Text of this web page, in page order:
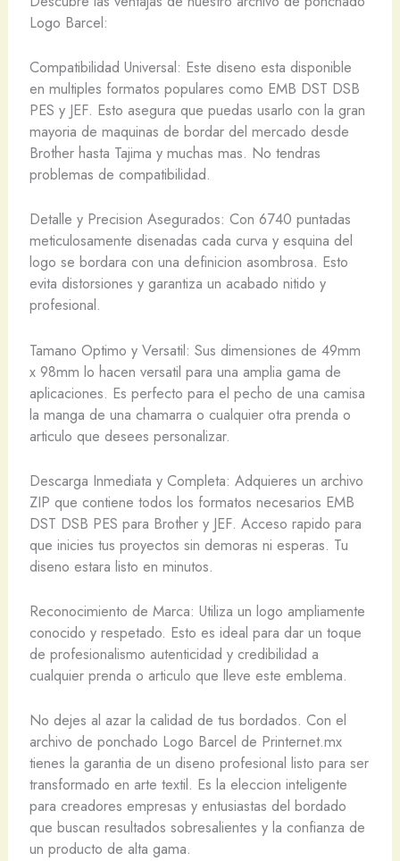
Logo Barcel:
Compatibilidad Universal: Este diseno esta disponible
en multiples formatos populares como EMB DST DSB
PES y JEF. Esto asegura que puedas usarlo con la gran
mayoria de maquinas de bordar del mercado desde
Brother hasta Tajima y muchas mas. No tendras
problemas de compatibilidad.
Detalle y Precision Asegurados: Con 6740 puntadas
meticulosamente disenadas cada curva y esquina del
logo se bordara con una definicion asombrosa. Esto
evita distorsiones y garantiza un acabado nitido y
profesional.
Tamano Optimo y Versatil: Sus dimensiones de 49mm
x 98mm lo hacen versatil para una amplia gama de
aplicaciones. Es perfecto para el pecho de una camisa
la manga de una chamarra o cualquier otra prenda o
articulo que desees personalizar.
Descarga Inmediata y Completa: Adquieres un archivo
ZIP que contiene todos los formatos necesarios EMB
DST DSB PES para Brother y JEF. Acceso rapido para
que inicies tus proyectos sin demoras ni esperas. Tu
diseno estara listo en minutos.
Reconocimiento de Marca: Utiliza un logo ampliamente
conocido y respetado. Esto es ideal para dar un toque
de profesionalismo autenticidad y credibilidad a
cualquier prenda o articulo que lleve este emblema.
No dejes al azar la calidad de tus bordados. Con el
archivo de ponchado Logo Barcel de Printernet.mx
tienes la garantia de un diseno profesional listo para ser
transformado en arte textil. Es la eleccion inteligente
para creadores empresas y entusiastas del bordado
que buscan resultados sobresalientes y la confianza de
un producto de alta gama.